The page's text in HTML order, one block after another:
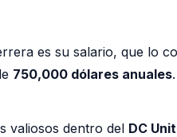
es su salario, que lo
750,000 dólares anuales
valiosos dentro del DC